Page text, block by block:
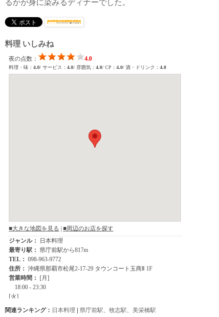
るかが身に染みるディナーでした。
料理 いしみね
関連ランキング： 日本料理 | 県庁前駅 牧志駅 美栄橋駅